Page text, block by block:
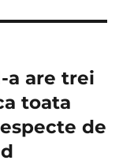
a are trei
toata
de